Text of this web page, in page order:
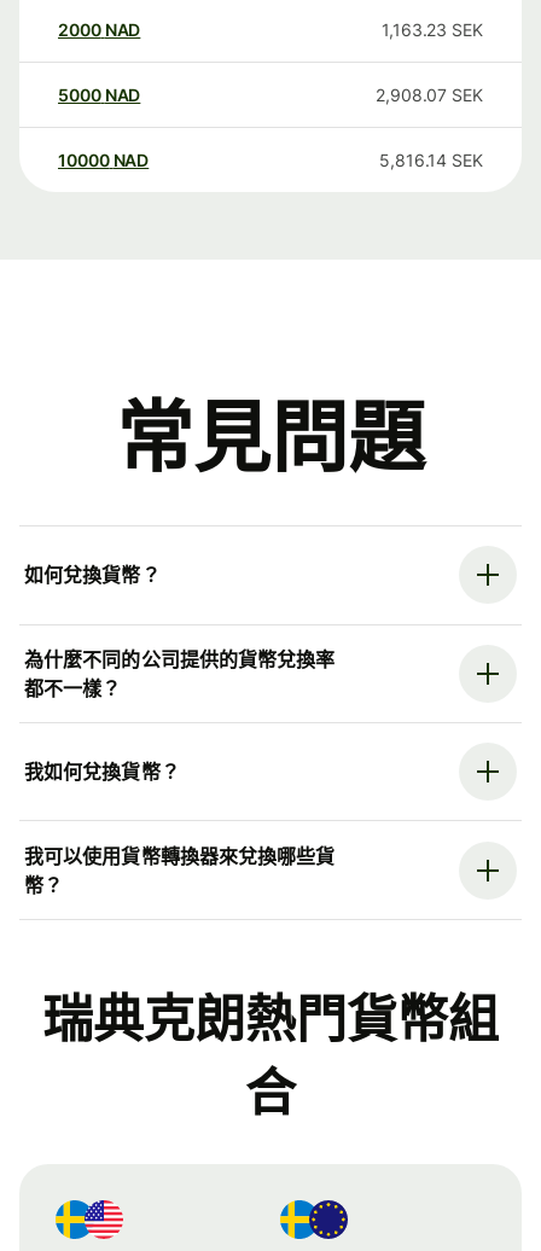
2000 NAD 1,163.23 SEK
5000 NAD 2,908.07 SEK
10000 NAD 5,816.14 SEK
常見問題
如何兌換貨幣？
為什麼不同的公司提供的貨幣兌換率
都不一樣？
我如何兌換貨幣？
我可以使用貨幣轉換器來兌換哪些貨
幣？
瑞典克朗熱門貨幣組
合